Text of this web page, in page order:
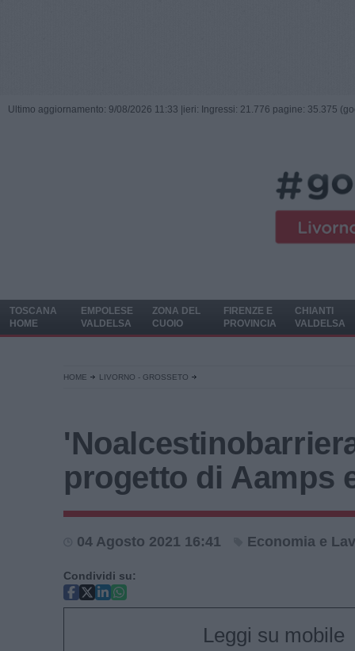
Ultimo aggiornamento: 9/08/2026 11:33 | ieri: Ingressi: 21.776 pagine: 35.375
TOSCANA
HOME
EMPOLESE
VALDELSA
ZONA DEL
CUOIO
FIRENZE E
PROVINCIA
CHIANTI
VALDELSA
HOME LIVORNO - GROSSETO
progetto di Aamps
04 Agosto 2021 16:41 Economia e
Condividi su:
Leggi su mobile